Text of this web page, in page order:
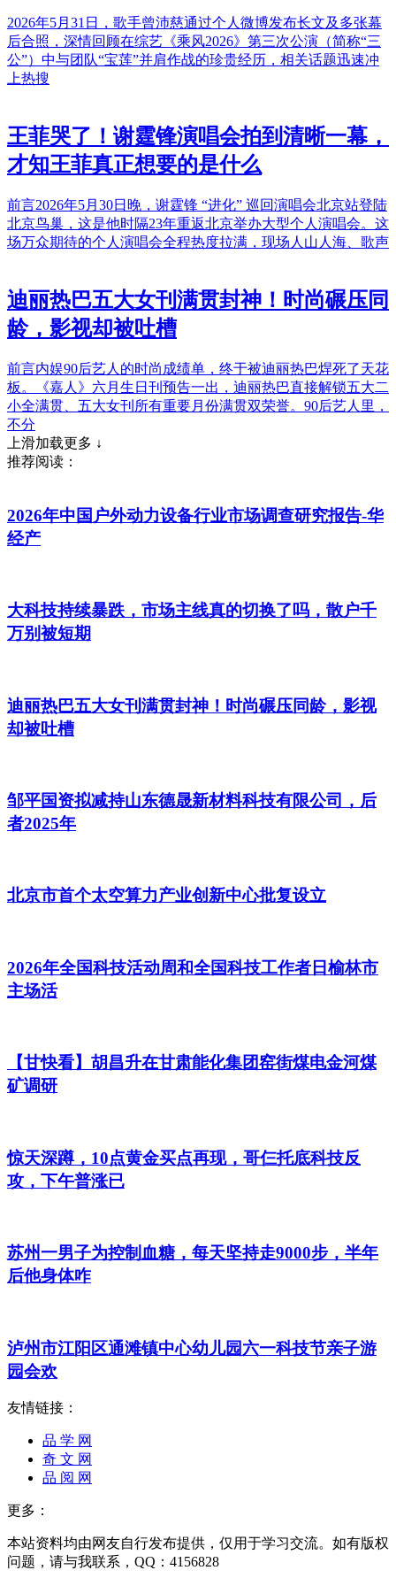
2026年5月31日，歌手曾沛慈通过个人微博发布长文及多张幕
后合照，深情回顾在综艺《乘风2026》第三次公演（简称“三
公”）中与团队“宝莲”并肩作战的珍贵经历，相关话题迅速冲
上热搜
王菲哭了！谢霆锋演唱会拍到清晰一幕，
才知王菲真正想要的是什么
前言2026年5月30日晚，谢霆锋 “进化” 巡回演唱会北京站登陆
北京鸟巢，这是他时隔23年重返北京举办大型个人演唱会。这
场万众期待的个人演唱会全程热度拉满，现场人山人海、歌声
迪丽热巴五大女刊满贯封神！时尚碾压同
龄，影视却被吐槽
前言内娱90后艺人的时尚成绩单，终于被迪丽热巴焊死了天花
板。《嘉人》六月生日刊预告一出，迪丽热巴直接解锁五大二
小全满贯、五大女刊所有重要月份满贯双荣誉。90后艺人里，
不分
上滑加载更多 ↓
推荐阅读：
2026年中国户外动力设备行业市场调查研究报告-华
经产
大科技持续暴跌，市场主线真的切换了吗，散户千
万别被短期
迪丽热巴五大女刊满贯封神！时尚碾压同龄，影视
却被吐槽
邹平国资拟减持山东德晟新材料科技有限公司，后
者2025年
北京市首个太空算力产业创新中心批复设立
2026年全国科技活动周和全国科技工作者日榆林市
主场活
【甘快看】胡昌升在甘肃能化集团窑街煤电金河煤
矿调研
惊天深蹲，10点黄金买点再现，哥仨托底科技反
攻，下午普涨已
苏州一男子为控制血糖，每天坚持走9000步，半年
后他身体咋
泸州市江阳区通滩镇中心幼儿园六一科技节亲子游
园会欢
友情链接：
品 学 网
奇 文 网
品 阅 网
更多：
本站资料均由网友自行发布提供，仅用于学习交流。如有版权
问题，请与我联系，QQ：4156828